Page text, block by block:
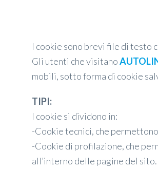
I cookie sono brevi file di testo
Gli utenti che visitano
mobili, sotto forma di cookie
TIPI:
I cookie si dividono in:
-Cookie tecnici, che
-Cookie di profilazione, che
all’interno delle pagine del sito.